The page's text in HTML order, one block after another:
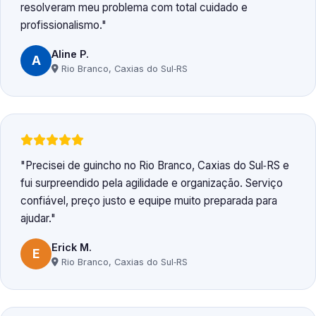
resolveram meu problema com total cuidado e
profissionalismo.
A Aline P.
Rio Branco, Caxias do Sul‑RS
Precisei de guincho no Rio Branco, Caxias do Sul‑RS e
fui surpreendido pela agilidade e organização. Serviço
confiável, preço justo e equipe muito preparada para
ajudar.
E Erick M.
Rio Branco, Caxias do Sul‑RS